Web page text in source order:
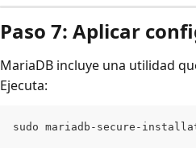
Paso 7: Aplicar
MariaDB incluye una utilidad
Ejecuta:
sudo mariadb-secure-